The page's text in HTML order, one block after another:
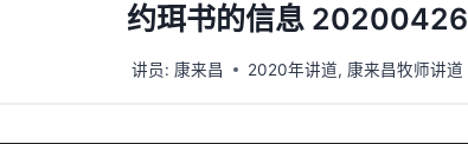
约珥书的信息 20200426
讲员: 康来昌 2020年讲道, 康来昌牧师讲道